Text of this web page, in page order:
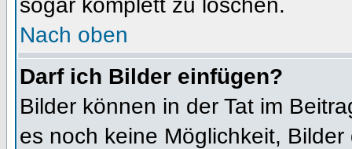
Nach oben
Darf ich Bilder einfügen?
Bilder können in der Tat im
es noch keine Möglichkeit,